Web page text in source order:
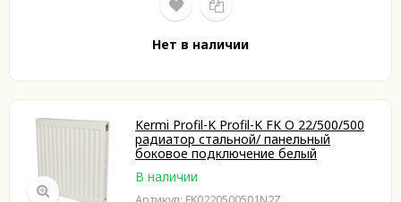
Нет в наличии
Kermi Profil-K Profil-K FK O 22/500/500
радиатор стальной/ панельный
боковое подключение белый
В наличии